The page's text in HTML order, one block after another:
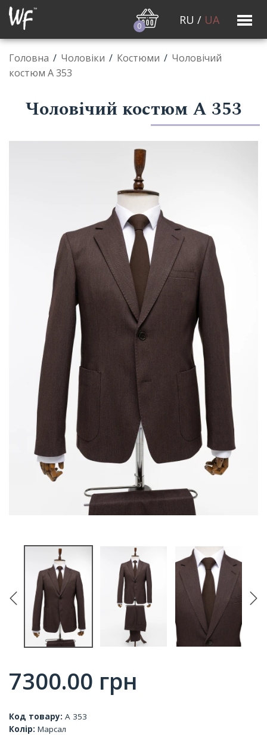
0 RU / UA
Головна / Чоловiки / Костюми / Чоловічий
костюм А 353
Чоловічий костюм А 353
7300.00 грн
Код товару: А 353
Колір: Марсал